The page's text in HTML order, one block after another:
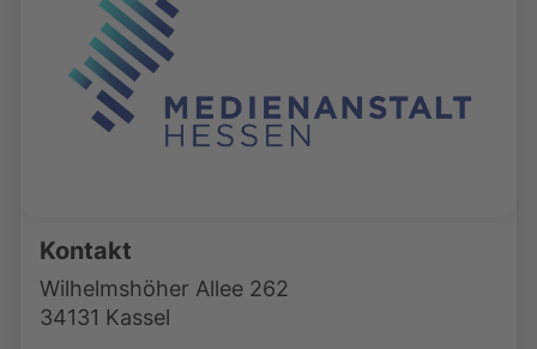
Kontakt
Wilhelmshöher Allee 262
34131 Kassel